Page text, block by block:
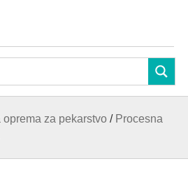
oprema za pekarstvo / Procesna